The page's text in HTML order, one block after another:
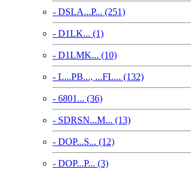
- DSLA...P... (251)
- D1LK... (1)
- D1LMK... (10)
- L...PB..., ...FL... (132)
- 6801... (36)
- SDRSN...M... (13)
- DOP...S... (12)
- DOP...P... (3)